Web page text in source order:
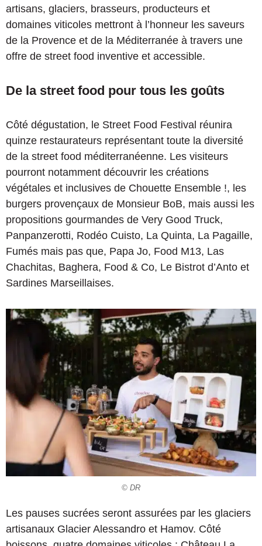
artisans, glaciers, brasseurs, producteurs et
domaines viticoles mettront à l’honneur les saveurs
de la Provence et de la Méditerranée à travers une
offre de street food inventive et accessible.
De la street food pour tous les goûts
Côté dégustation, le Street Food Festival réunira
quinze restaurateurs représentant toute la diversité
de la street food méditerranéenne. Les visiteurs
pourront notamment découvrir les créations
végétales et inclusives de Chouette Ensemble !, les
burgers provençaux de Monsieur BoB, mais aussi les
propositions gourmandes de Very Good Truck,
Panpanzerotti, Rodéo Cuisto, La Quinta, La Pagaille,
Fumés mais pas que, Papa Jo, Food M13, Las
Chachitas, Baghera, Food & Co, Le Bistrot d’Anto et
Sardines Marseillaises.
© DR
Les pauses sucrées seront assurées par les glaciers
artisanaux Glacier Alessandro et Hamov. Côté